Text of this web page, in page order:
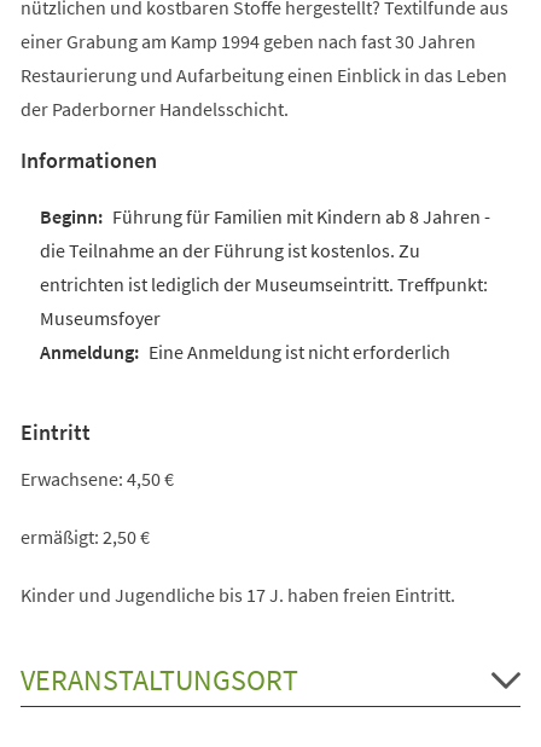
nützlichen und kostbaren Stoffe hergestellt? Textilfunde aus
einer Grabung am Kamp 1994 geben nach fast 30 Jahren
Restaurierung und Aufarbeitung einen Einblick in das Leben
der Paderborner Handelsschicht.
Informationen
Führung für Familien mit Kindern ab 8 Jahren -
die Teilnahme an der Führung ist kostenlos. Zu
entrichten ist lediglich der Museumseintritt. Treffpunkt:
Museumsfoyer
Eine Anmeldung ist nicht erforderlich
Eintritt
Erwachsene: 4,50 €
ermäßigt: 2,50 €
Kinder und Jugendliche bis 17 J. haben freien Eintritt.
VERANSTALTUNGSORT